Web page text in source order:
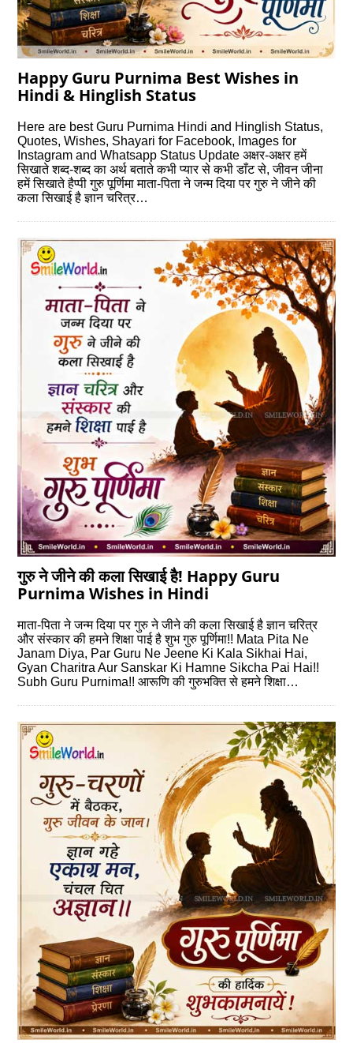
Happy Guru Purnima Best Wishes in
Hindi & Hinglish Status
Here are best Guru Purnima Hindi and Hinglish Status,
Quotes, Wishes, Shayari for Facebook, Images for
Instagram and Whatsapp Status Update अक्षर-अक्षर हमें
सिखाते शब्द-शब्द का अर्थ बताते कभी प्यार से कभी डाँट से, जीवन जीना
हमें सिखाते हैप्पी गुरु पूर्णिमा माता-पिता ने जन्म दिया पर गुरु ने जीने की
कला सिखाई है ज्ञान चरित्र…
गुरु ने जीने की कला सिखाई है! Happy Guru
Purnima Wishes in Hindi
माता-पिता ने जन्म दिया पर गुरु ने जीने की कला सिखाई है ज्ञान चरित्र
और संस्कार की हमने शिक्षा पाई है शुभ गुरु पूर्णिमा!! Mata Pita Ne
Janam Diya, Par Guru Ne Jeene Ki Kala Sikhai Hai,
Gyan Charitra Aur Sanskar Ki Hamne Sikcha Pai Hai!!
Subh Guru Purnima!! आरूणि की गुरुभक्ति से हमने शिक्षा…